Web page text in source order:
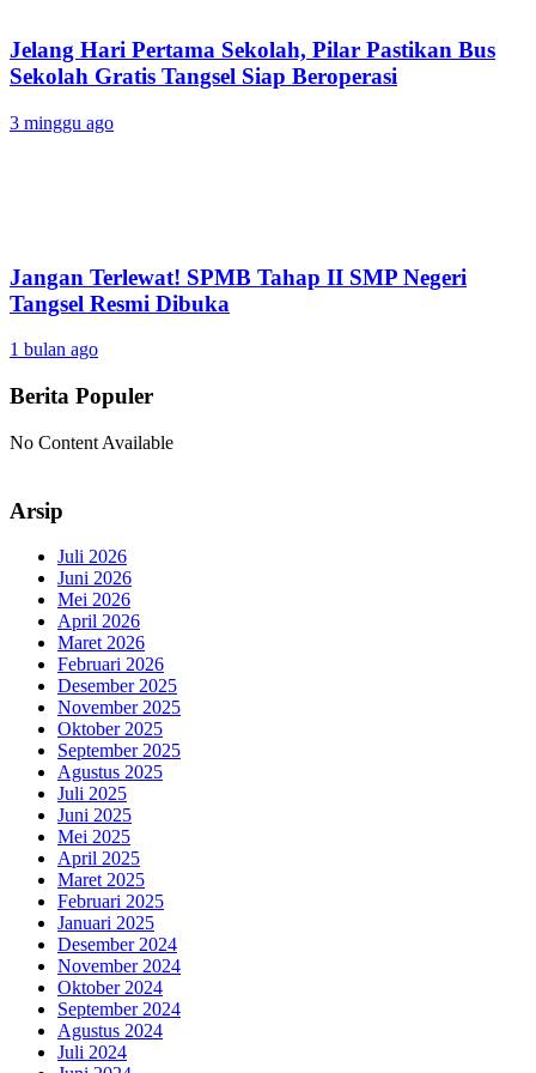
Jelang Hari Pertama Sekolah, Pilar Pastikan Bus
Sekolah Gratis Tangsel Siap Beroperasi
3 minggu ago
Jangan Terlewat! SPMB Tahap II SMP Negeri
Tangsel Resmi Dibuka
1 bulan ago
Berita Populer
No Content Available
Arsip
Juli 2026
Juni 2026
Mei 2026
April 2026
Maret 2026
Februari 2026
Desember 2025
November 2025
Oktober 2025
September 2025
Agustus 2025
Juli 2025
Juni 2025
Mei 2025
April 2025
Maret 2025
Februari 2025
Januari 2025
Desember 2024
November 2024
Oktober 2024
September 2024
Agustus 2024
Juli 2024